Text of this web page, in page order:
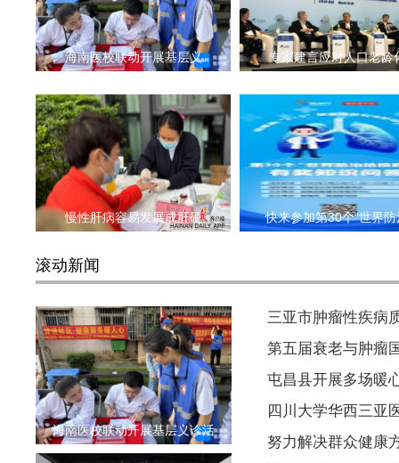
海南医校联动开展基层义 专家建言应对人口老龄
慢性肝病容易发展成肝硬 快来参加第30个“世界防
滚动新闻
海南医校联动开展基层义诊活
三亚市肿瘤性疾病
第五届衰老与肿瘤
屯昌县开展多场暖
四川大学华西三亚
努力解决群众健康